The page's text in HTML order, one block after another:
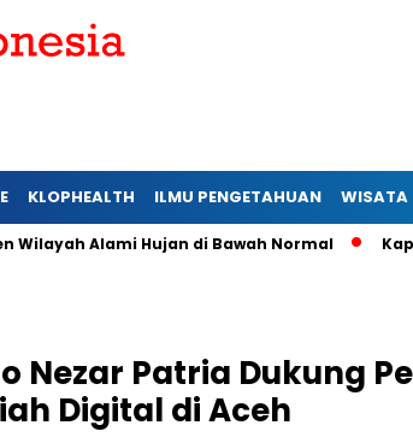
KLOPHEALTH ILMU PENGETAHUAN WISATA
Alami Hujan di Bawah Normal Kapan
Nezar Patria Dukung
Digital di Aceh